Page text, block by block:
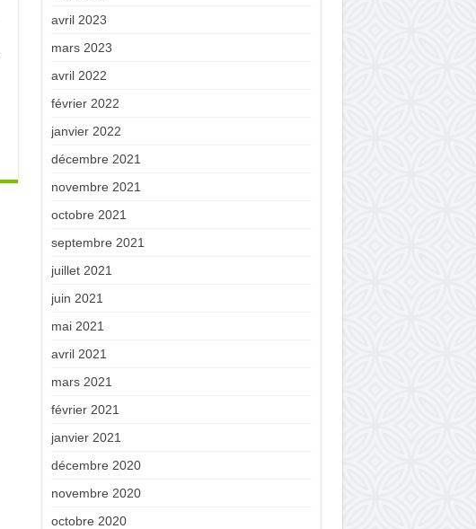
avril 2023
mars 2023
avril 2022
février 2022
janvier 2022
décembre 2021
novembre 2021
octobre 2021
septembre 2021
juillet 2021
juin 2021
mai 2021
avril 2021
mars 2021
février 2021
janvier 2021
décembre 2020
novembre 2020
octobre 2020